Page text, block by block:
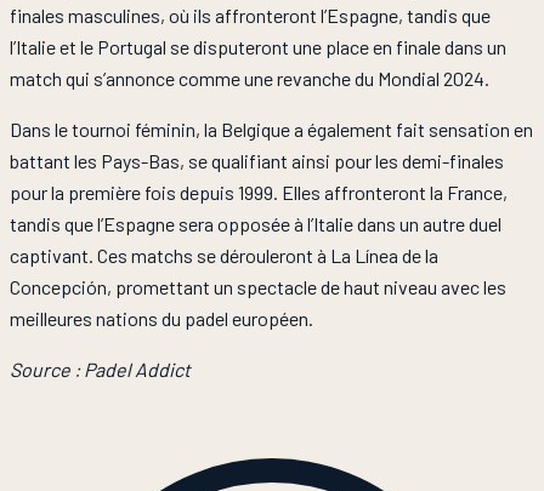
finales masculines, où ils affronteront l’Espagne, tandis que
l’Italie et le Portugal se disputeront une place en finale dans un
match qui s’annonce comme une revanche du Mondial 2024.
Dans le tournoi féminin, la Belgique a également fait sensation en
battant les Pays-Bas, se qualifiant ainsi pour les demi-finales
pour la première fois depuis 1999. Elles affronteront la France,
tandis que l’Espagne sera opposée à l’Italie dans un autre duel
captivant. Ces matchs se dérouleront à La Línea de la
Concepción, promettant un spectacle de haut niveau avec les
meilleures nations du padel européen.
Source : Padel Addict